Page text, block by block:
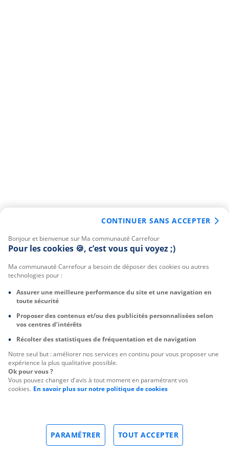
Bonjour et bienvenue sur Ma communauté Carrefour
Pour les cookies 🍪, c’est vous qui voyez ;)
Ma communauté Carrefour a besoin de déposer des cookies ou autres
technologies pour :
Assurer une meilleure performance du site et une navigation en
toute sécurité
Proposer des contenus et/ou des publicités personnalisées selon
vos centres d’intérêts
Récolter des statistiques de fréquentation et de navigation
Notre seul but : améliorer nos services en continu pour vous proposer une
expérience la plus qualitative possible.
Ok pour vous ?
Vous pouvez changer d'avis à tout moment en paramétrant vos
cookies. En savoir plus sur notre politique de cookies
TOUT ACCEPTER
PARAMÉTRER
CONTINUER SANS ACCEPTER